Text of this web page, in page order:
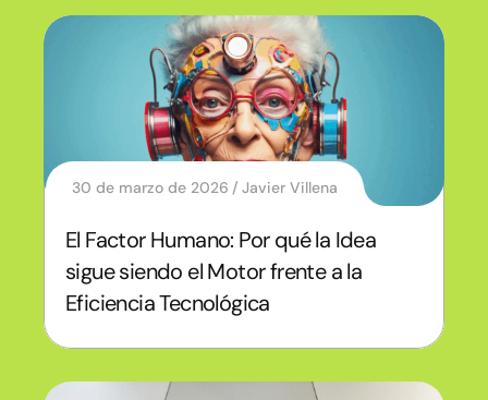
30 de marzo de 2026 Javier Villena
El Factor Humano: Por qué la Idea
sigue siendo el Motor frente a la
Eficiencia Tecnológica